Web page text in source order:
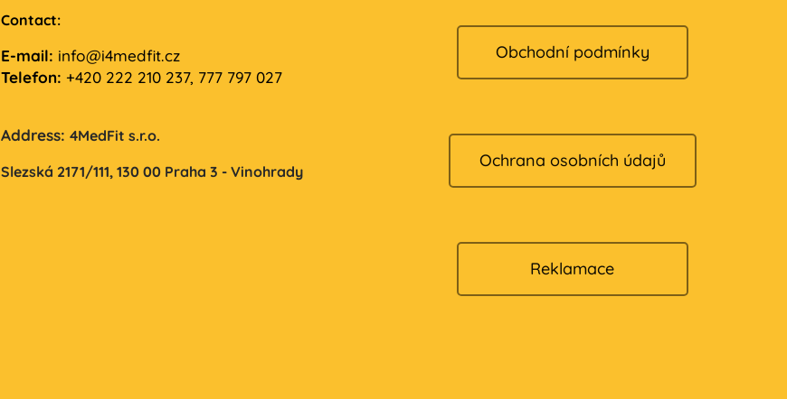
Contact:
E-mail: info@i4medfit.cz
Telefon: +420 222 210 237, 777 797 027
Address: 4MedFit s.r.o.
Slezská 2171/111, 130 00 Praha 3 - Vinohrady
Obchodní podmínky
Ochrana osobních údajů
Reklamace